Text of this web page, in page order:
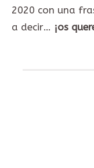
2020 con una
a decir… ¡os